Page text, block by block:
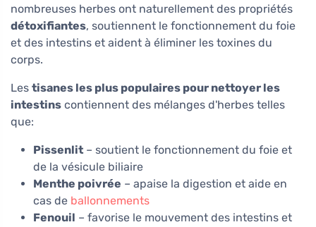
nombreuses herbes ont naturellement des propriétés
détoxifiantes, soutiennent le fonctionnement du foie
et des intestins et aident à éliminer les toxines du
corps.
Les tisanes les plus populaires pour nettoyer les
intestins contiennent des mélanges d'herbes telles
que:
Pissenlit – soutient le fonctionnement du foie et
de la vésicule biliaire
Menthe poivrée – apaise la digestion et aide en
cas de ballonnements
Fenouil – favorise le mouvement des intestins et